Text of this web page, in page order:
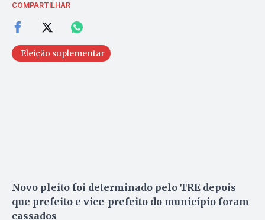
COMPARTILHAR
Eleição suplementar
Novo pleito foi determinado pelo TRE depois
que prefeito e vice-prefeito do município foram
cassados